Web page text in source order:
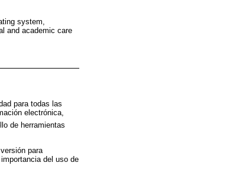
system,
and academic care
para todas las
electrónica,
de herramientas
para
del uso de